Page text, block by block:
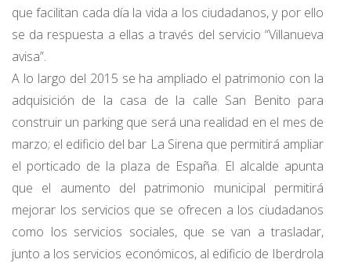
que facilitan cada día la vida a los ciudadanos, y por ello
se da respuesta a ellas a través del servicio “Villanueva
avisa”.
A lo largo del 2015 se ha ampliado el patrimonio con la
adquisición de la casa de la calle San Benito para
construir un parking que será una realidad en el mes de
marzo; el edificio del bar La Sirena que permitirá ampliar
el porticado de la plaza de España. El alcalde apunta
que el aumento del patrimonio municipal permitirá
mejorar los servicios que se ofrecen a los ciudadanos
como los servicios sociales, que se van a trasladar,
junto a los servicios económicos, al edificio de Iberdrola